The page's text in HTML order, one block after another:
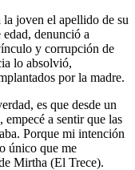
joven el apellido de su
denunció a
y corrupción de
lo absolvió,
por la madre.
es que desde un
a sentir que las
Porque mi intención
único que me
Mirtha (El Trece).